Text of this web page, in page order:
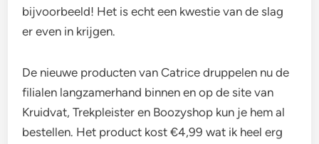
bijvoorbeeld! Het is echt een kwestie van de slag
er even in krijgen.
De nieuwe producten van Catrice druppelen nu de
filialen langzamerhand binnen en op de site van
Kruidvat, Trekpleister en Boozyshop kun je hem al
bestellen. Het product kost €4,99 wat ik heel erg